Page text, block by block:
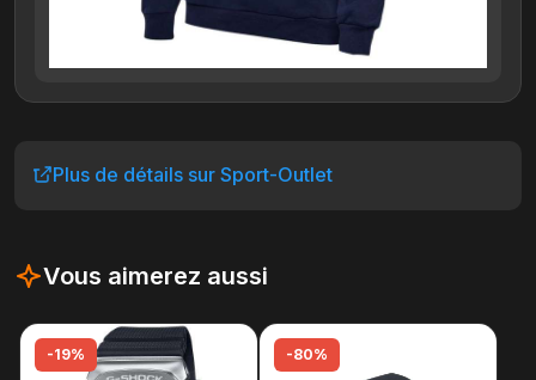
Plus de détails sur Sport-Outlet
Vous aimerez aussi
-19% -80%